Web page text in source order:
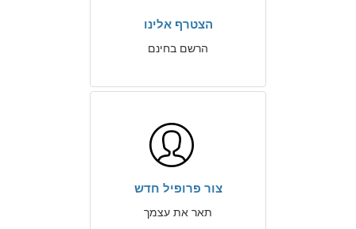
הצטרף אלינו
הרשם בחינם
צור פרופיל חדש
תאר את עצמך